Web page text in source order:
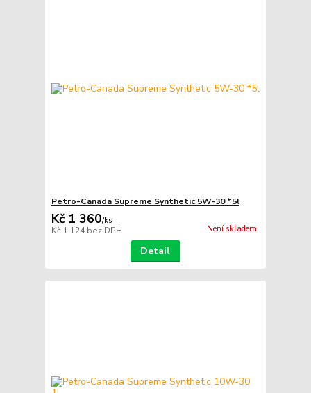
Petro-Canada Supreme Synthetic 5W-30 *5l
Kč 1 360/ks
Kč 1 124bez DPH Není skladem
Detail